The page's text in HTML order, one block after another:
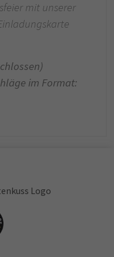
mit unserer
im Format: